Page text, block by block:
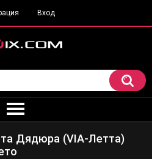
Вход
Дядюра (VIA-Летта)